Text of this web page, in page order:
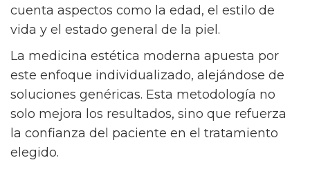
cuenta aspectos como la edad, el estilo de
vida y el estado general de la piel.
La medicina estética moderna apuesta por
este enfoque individualizado, alejándose de
soluciones genéricas. Esta metodología no
solo mejora los resultados, sino que refuerza
la confianza del paciente en el tratamiento
elegido.